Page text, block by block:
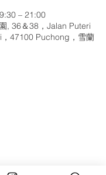
– 21:00
, 36＆38，Jalan Puteri
47100 Puchong，雪蘭